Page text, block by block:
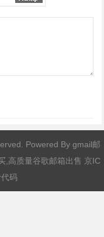
Powered Bygmail邮
,高质量谷歌邮箱出售 京IC
码